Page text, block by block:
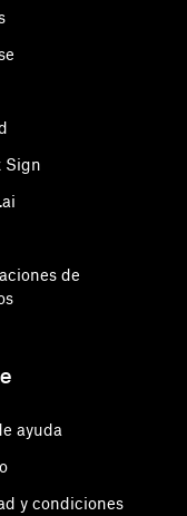
Sign
de
ayuda
y condiciones